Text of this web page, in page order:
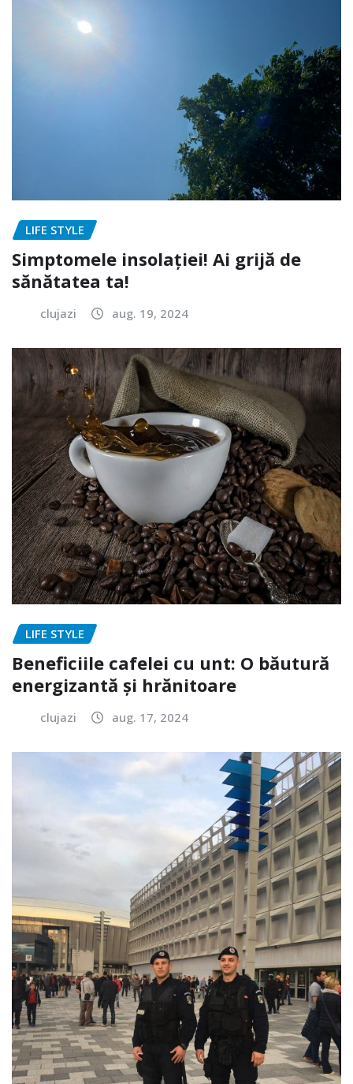
LIFE STYLE
Simptomele insolației! Ai grijă de
sănătatea ta!
clujazi aug. 19, 2024
LIFE STYLE
Beneficiile cafelei cu unt: O băutură
energizantă și hrănitoare
clujazi aug. 17, 2024